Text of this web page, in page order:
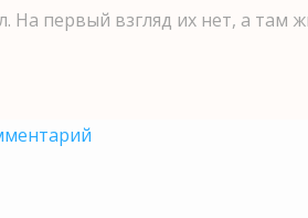
На первый взгляд их нет, а там